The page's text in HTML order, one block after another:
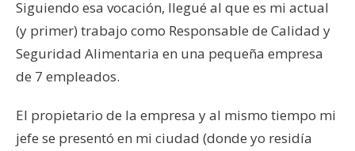
Siguiendo esa vocación, llegué al que es mi actual
(y primer) trabajo como Responsable de Calidad y
Seguridad Alimentaria en una pequeña empresa
de 7 empleados.
El propietario de la empresa y al mismo tiempo mi
jefe se presentó en mi ciudad (donde yo residía